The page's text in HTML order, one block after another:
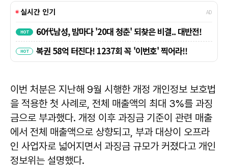
이번 처분은 지난해 9월 시행한 개정 개인정보 보호법
을 적용한 첫 사례로, 전체 매출액의 최대 3%를 과징
금으로 부과했다. 개정 이후 과징금 기준이 관련 매출
에서 전체 매출액으로 상향되고, 부과 대상이 오프라
인 사업자로 넓어지면서 과징금 규모가 커졌다고 개인
정보위는 설명했다.